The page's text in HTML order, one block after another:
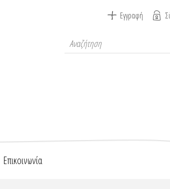
Εγγραφή
Επικοινωνία